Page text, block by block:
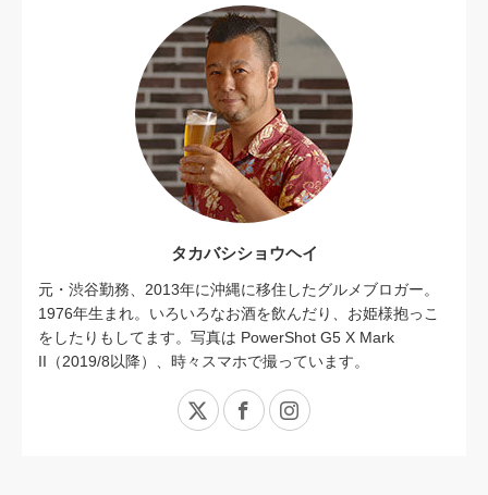
タカバシショウヘイ
元・渋谷勤務、2013年に沖縄に移住したグルメブロガー。
1976年生まれ。いろいろなお酒を飲んだり、お姫様抱っこ
をしたりもしてます。写真は PowerShot G5 X Mark
II（2019/8以降）、時々スマホで撮っています。
X FacebookInstagram